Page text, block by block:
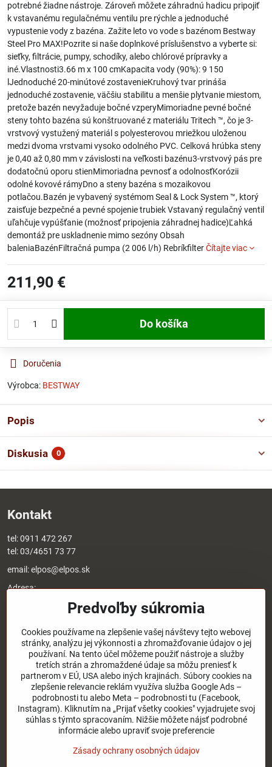
potrebné žiadne nástroje. Zároveň môžete záhradnú hadicu pripojiť
k vstavanému regulačnému ventilu pre rýchle a jednoduché
vypustenie vody z bazéna. Zažite leto vo vode s bazénom Bestway
Steel Pro MAX!Pozrite si naše doplnkové príslušenstvo a vyberte si:
sieťky, filtrácie, pumpy, schodíky, alebo chlórové prípravky a
iné.Vlastnosti3.66 m x 100 cmKapacita vody (90%): 9 150
lJednoduché 20-minútové zostavenieKruhový tvar prináša
jednoduché zostavenie, väčšiu stabilitu a menšie plytvanie miestom,
pretože bazén nevyžaduje bočné vzperyMimoriadne pevné bočné
steny tohto bazéna sú konštruované z materiálu Tritech ™, čo je 3-
vrstvový vystužený materiál s polyesterovou mriežkou uloženou
medzi dvoma vrstvami vysoko odolného PVC. Celková hrúbka steny
je 0,40 až 0,80 mm v závislosti na veľkosti bazénu3-vrstvový pás pre
dodatočnú oporu stienMimoriadna pevnosť a odolnosťKorózii
odolné kovové rámyDno a steny bazéna s mozaikovou
potlačou.Bazén je vybavený systémom Seal & Lock System ™, ktorý
zaisťuje bezpečné a pevné spojenie trubiek Vstavaný regulačný ventil
uľahčuje vypúšťanie (možnosť pripojenia záhradnej hadice)Ľahká
demontáž pre uskladnenie mimo sezóny Obsah
baleniaBazénFiltračná pumpa (2 006 l/h) RebríkfilterČítajte viac
211,90 €
Do košíka
Doručenia
Výrobca: BESTWAY
Popis
Diskusia 0
Kontakt
tel:0911 472 267
tel:03/4651 73 77
email:elpos@elpos.sk
Adresa:
Štefánikova 1470/50c
Otváracie hodiny:
8:00 - 17:00 pondelok - piatok
8:00 - 12:00 sobota
Nedeľa - zatvorené
O nás
Užitočné odkazy
Predvoľby súkromia
Cookies používame na zlepšenie vašej návštevy tejto webovej
stránky, analýzu jej výkonnosti a zhromažďovanie údajov o jej
používaní. Na tento účel môžeme použiť nástroje a služby
tretích strán a zhromaždené údaje sa môžu preniesť k
partnerom v EÚ, USA alebo iných krajinách. Súbory cookies na
zlepšenie relevancie reklám využíva služba Google Ads –
podrobnosti tu alebo Meta – podrobnosti tu (Facebook,
Instagram). Kliknutím na „Prijať všetky cookies" vyjadrujete svoj
súhlas s týmto spracovaním. Nižšie môžete nájsť podrobné
informácie alebo upraviť svoje preferencie
Zásady ochrany osobných údajov